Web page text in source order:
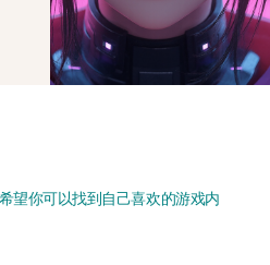
望你可以找到自己喜欢的游戏内